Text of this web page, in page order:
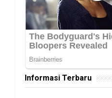
Informasi Terbaru